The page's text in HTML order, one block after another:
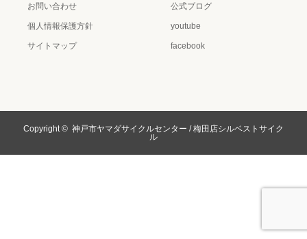
お問い合わせ
個人情報保護方針
サイトマップ
公式ブログ
youtube
facebook
Copyright © 神戸市ヤマダサイクルセンター / 梅田店シルベストサイク
ル